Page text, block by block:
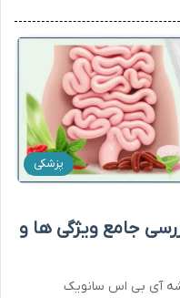
پزشکی
جامع ویژگی ها و
آی بی اس سانویک